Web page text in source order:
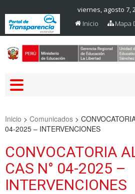
viernes, agosto 7,
Inicio
Mapa
Inicio > Comunicados >
04-2025 – INTERVENCIONES
CONVOCATORIA
CAS N° 04-2025 –
INTERVENCIONES